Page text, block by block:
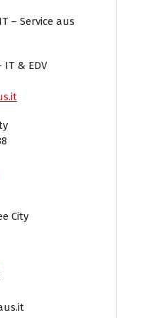
– Service aus
& EDV
City